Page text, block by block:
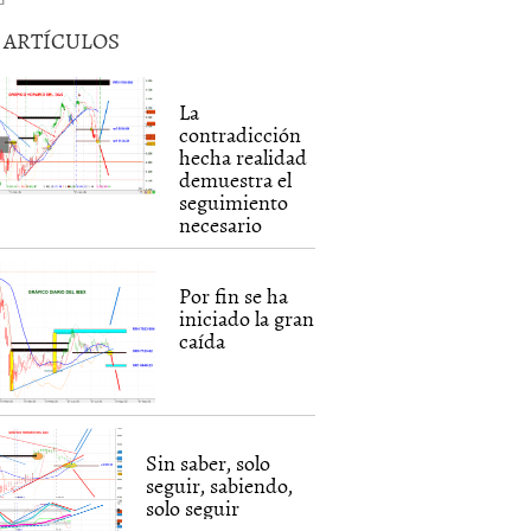
ARTÍCULOS
La
contradicción
hecha realidad
demuestra el
seguimiento
necesario
Por fin se ha
iniciado la gran
caída
Sin saber, solo
seguir, sabiendo,
solo seguir